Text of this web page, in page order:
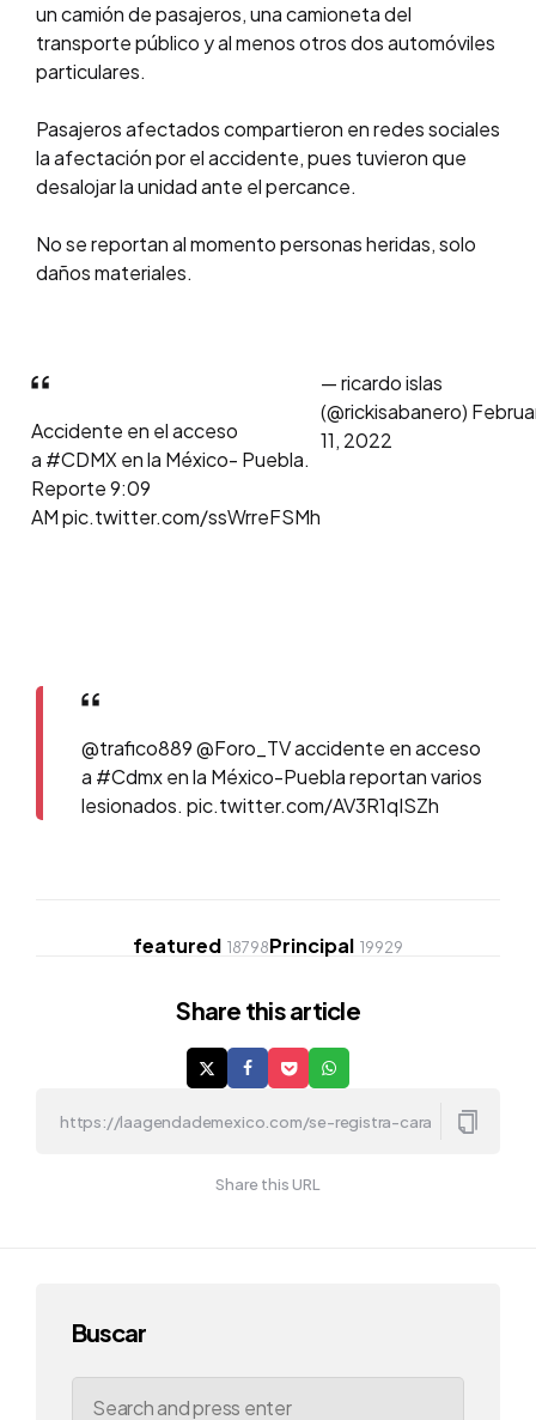
un camión de pasajeros, una camioneta del
transporte público y al menos otros dos automóviles
particulares.
Pasajeros afectados compartieron en redes sociales
la afectación por el accidente, pues tuvieron que
desalojar la unidad ante el percance.
No se reportan al momento personas heridas, solo
daños materiales.
Accidente en el acceso
a #CDMX en la México- Puebla.
Reporte 9:09
AM pic.twitter.com/ssWrreFSMh
— ricardo islas
(@rickisabanero)
11, 2022
@trafico889 @Foro_TV accidente en acceso
a #Cdmx en la México-Puebla reportan varios
lesionados. pic.twitter.com/AV3R1qISZh
featured 18798Principal 19929
Share this article
Share this URL
Buscar
Search
for: